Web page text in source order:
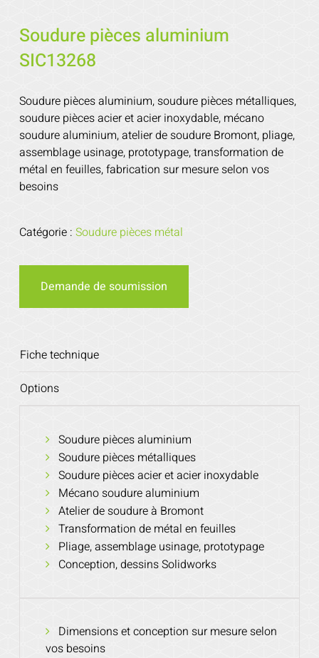
Soudure pièces aluminium
SIC13268
Soudure pièces aluminium, soudure pièces métalliques,
soudure pièces acier et acier inoxydable, mécano
soudure aluminium, atelier de soudure Bromont, pliage,
assemblage usinage, prototypage, transformation de
métal en feuilles, fabrication sur mesure selon vos
besoins
Catégorie : Soudure pièces métal
Demande de soumission
Fiche technique
Options
Soudure pièces aluminium
Soudure pièces métalliques
Soudure pièces acier et acier inoxydable
Mécano soudure aluminium
Atelier de soudure à Bromont
Transformation de métal en feuilles
Pliage, assemblage usinage, prototypage
Conception, dessins Solidworks
Dimensions et conception sur mesure selon
vos besoins